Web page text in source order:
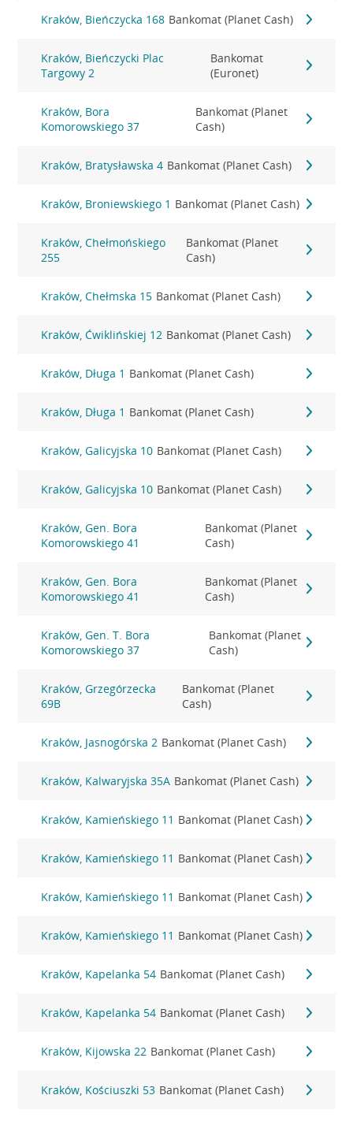
Kraków, Bieńczycka 168 Bankomat (Planet Cash)
Kraków, Bieńczycki Plac
Targowy 2
Bankomat
(Euronet)
Kraków, Bora
Komorowskiego 37
Bankomat (Planet
Cash)
Kraków, Bratysławska 4 Bankomat (Planet Cash)
Kraków, Broniewskiego 1 Bankomat (Planet Cash)
Kraków, Chełmońskiego
255
Bankomat (Planet
Cash)
Kraków, Chełmska 15 Bankomat (Planet Cash)
Kraków, Ćwiklińskiej 12 Bankomat (Planet Cash)
Kraków, Długa 1 Bankomat (Planet Cash)
Kraków, Długa 1 Bankomat (Planet Cash)
Kraków, Galicyjska 10 Bankomat (Planet Cash)
Kraków, Galicyjska 10 Bankomat (Planet Cash)
Kraków, Gen. Bora
Komorowskiego 41
Bankomat (Planet
Cash)
Kraków, Gen. Bora
Komorowskiego 41
Bankomat (Planet
Cash)
Kraków, Gen. T. Bora
Komorowskiego 37
Bankomat (Planet
Cash)
Kraków, Grzegórzecka
69B
Bankomat (Planet
Cash)
Kraków, Jasnogórska 2 Bankomat (Planet Cash)
Kraków, Kalwaryjska 35A Bankomat (Planet Cash)
Kraków, Kamieńskiego 11 Bankomat (Planet Cash)
Kraków, Kamieńskiego 11 Bankomat (Planet Cash)
Kraków, Kamieńskiego 11 Bankomat (Planet Cash)
Kraków, Kamieńskiego 11 Bankomat (Planet Cash)
Kraków, Kapelanka 54 Bankomat (Planet Cash)
Kraków, Kapelanka 54 Bankomat (Planet Cash)
Kraków, Kijowska 22 Bankomat (Planet Cash)
Kraków, Kościuszki 53 Bankomat (Planet Cash)